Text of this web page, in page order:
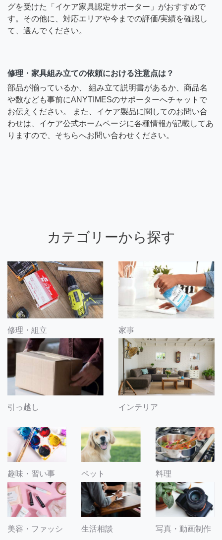
グを受けた「イケア家具認定サポーター」がおすすめで
す。その他に、対応エリアや今までの評価/実績を確認し
て、選んでください。
修理・家具組み立ての依頼における注意点は？
部品が揃っているか、 組み立て説明書があるか、商品名
や数なども事前にANYTIMESのサポーターへチャットで
お伝えください。 また、イケア製品に関してのお問い合
わせは、イケア公式ホームページに各種情報が記載してあ
りますので、そちらへお問い合わせください。
カテゴリーから探す
修理・組立 家事
引っ越し インテリア
趣味・習い事 ペット 料理
美容・ファッシ
生活相談 写真・動画制作